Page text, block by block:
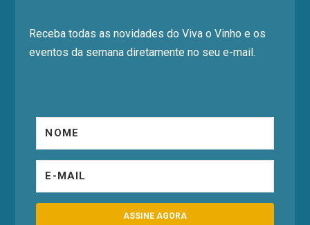
Receba todas as novidades do Viva o Vinho e os
eventos da semana diretamente no seu e-mail.
ASSINE AGORA